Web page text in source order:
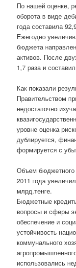
По нашей оценке,
оборота в виде
года составила
Ежегодно
бюджета
активов. После
1,7 раза и
Как показали
Правительством
недостаточно
уровне оценка
дублируется,
формируется с
Объем бюджетного
2011 года
млрд.тенге.
Бюджетные
вопросы и сферы
обеспечение и
устойчивость
коммунального
использовались